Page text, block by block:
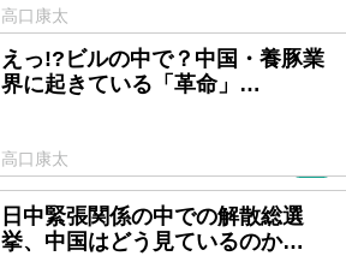
高口康太
えっ!?ビルの中で？中国・養豚業
界に起きている「革命」…
高口康太
日中緊張関係の中での解散総選
挙、中国はどう見ているのか…